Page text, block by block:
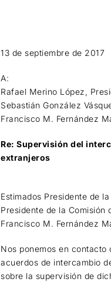
13 de septiembre de 2017
A:
Rafael Merino López,
Sebastián González
Francisco M. Fernández
Re: Supervisión del
extranjeros
Estimados Presidente de
Presidente de la Comisión
Francisco M. Fernández
Nos ponemos en
acuerdos de intercambio
sobre la supervisión de